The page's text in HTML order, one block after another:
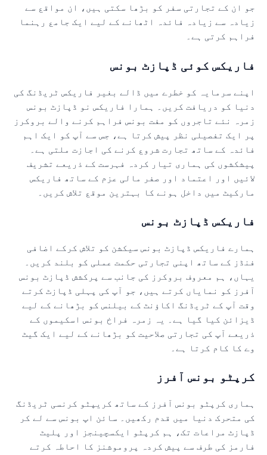
ان کے تجارتی سفر کو بڑھا سکتی ہیں، ان مواقع سے
سے زیادہ فائدہ اٹھانے کے لیے ایک جامع رہنما
کرتی ہے۔
کوئی ڈپازٹ بونس
سرمایہ کو خطرے میں ڈالے بغیر فاریکس ٹریڈنگ کی
کو دریافت کریں۔ ہمارا فاریکس نو ڈپازٹ بونس
نئے تاجروں کو مفت بونس فراہم کرنے والے بروکرز
ایک تفصیلی نظر پیش کرتا ہے، جس سے آپ کو ایک اہم
کے ساتھ تجارت شروع کرنے کی اجازت ملتی ہے۔
کی ہماری تیار کردہ فہرست کے ذریعے تشریف
اور اعتماد اور صفر مالی عزم کے ساتھ فاریکس
میں داخل ہونے کا بہترین موقع تلاش کریں۔
ڈپازٹ بونس
فاریکس ڈپازٹ بونس سیکشن کو تلاش کرکے اضافی
کے ساتھ اپنی تجارتی حکمت عملی کو بلند کریں۔
ہم معروف بروکرز کی جانب سے پرکشش ڈپازٹ بونس
کو نمایاں کرتے ہیں، جو آپ کی پہلی ڈپازٹ کرتے
آپ کے ٹریڈنگ اکاؤنٹ کے بیلنس کو بڑھانے کے لیے
کیا گیا ہے۔ یہ زمرہ فراخ بونس اسکیموں کے
آپ کی تجارتی صلاحیت کو بڑھانے کے لیے ایک گیٹ
کا کام کرتا ہے۔
بونس آفرز
کرپٹو بونس آفرز کے ساتھ کریپٹو کرنسی ٹریڈنگ
متحرک دنیا میں قدم رکھیں۔ سائن اپ بونس سے لے کر
مراعات تک، ہم کرپٹو ایکسچینجز اور پلیٹ
کی طرف سے پیش کردہ پروموشنز کا احاطہ کرتے